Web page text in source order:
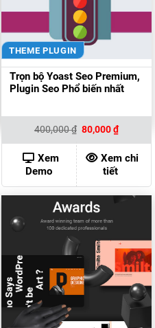
THEME PLUGIN
Trọn bộ Yoast Seo Premium,
Plugin Seo Phổ biến nhất
400,000₫ Giá
gốc
là:
400,000 ₫.
80,000₫Giá
hiện
tại
là:
80,000
Xem
Demo
Xem chi
tiết